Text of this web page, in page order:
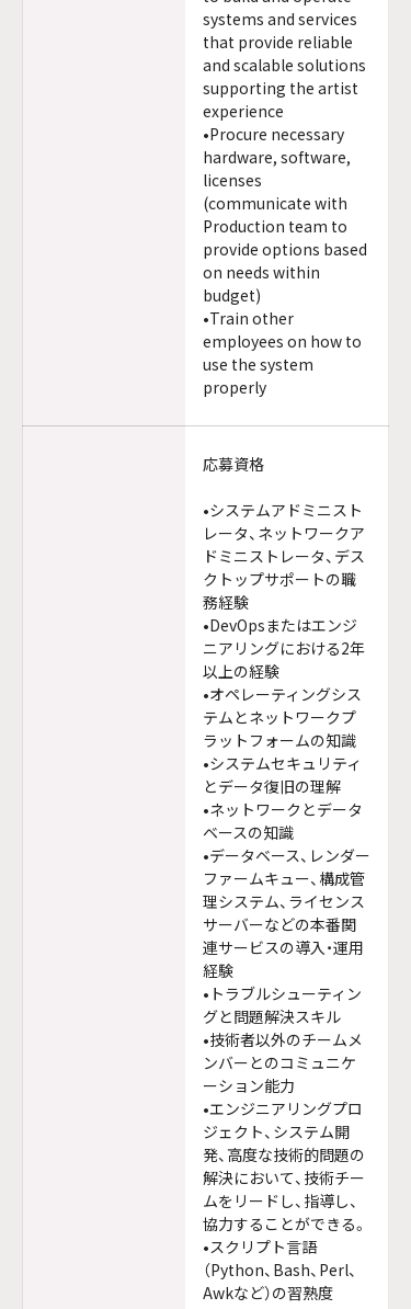
systems and services
that provide reliable
and scalable solutions
supporting the artist
experience
•Procure necessary
hardware, software,
licenses
(communicate with
Production team to
provide options based
on needs within
budget)
•Train other
employees on how to
use the system
properly
応募資格
•システムアドミニスト
レータ、ネットワークア
ドミニストレータ、デス
クトップサポートの職
務経験
•DevOpsまたはエンジ
ニアリングにおける2年
以上の経験
•オペレーティングシス
テムとネットワークプ
ラットフォームの知識
•システムセキュリティ
とデータ復旧の理解
•ネットワークとデータ
ベースの知識
•データベース、レンダー
ファームキュー、構成管
理システム、ライセンス
サーバーなどの本番関
連サービスの導入・運用
経験
•トラブルシューティン
グと問題解決スキル
•技術者以外のチームメ
ンバーとのコミュニケ
ーション能力
•エンジニアリングプロ
ジェクト、システム開
発、高度な技術的問題の
解決において、技術チー
ムをリードし、指導し、
協力することができる。
•スクリプト言語
（Python、Bash、Perl、
Awkなど）の習熟度